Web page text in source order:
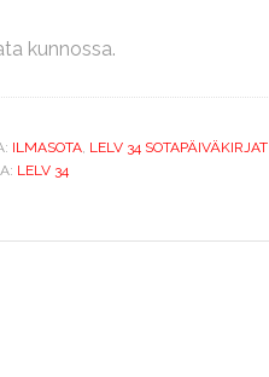
kunnossa.
ILMASOTA, LELV 34 SOTAPÄIVÄKIRJAT
LELV 34